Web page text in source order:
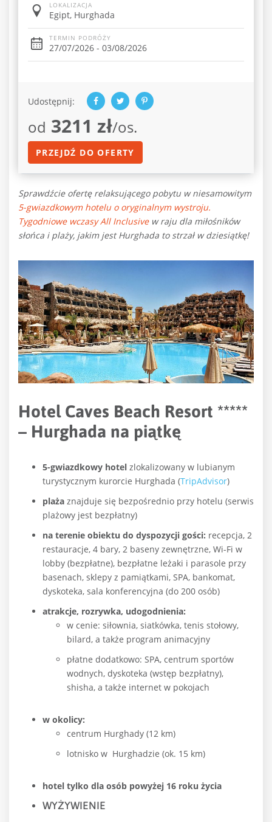
LOKALIZACJA
Egipt, Hurghada
TERMIN PODRÓŻY
27/07/2026 - 03/08/2026
Udostępnij:
od 3211 zł/os.
PRZEJDŹ DO OFERTY
Sprawdźcie ofertę relaksującego pobytu w niesamowitym
5-gwiazdkowym hotelu o oryginalnym wystroju.
Tygodniowe wczasy All Inclusivew raju dla miłośników
słońca i plaży, jakim jest Hurghada to strzał w dziesiątkę!
Hotel Caves Beach Resort *****
– Hurghada na piątkę
5-gwiazdkowy hotel zlokalizowany w lubianym
turystycznym kurorcie Hurghada (TripAdvisor)
plaża znajduje się bezpośrednio przy hotelu (serwis
plażowy jest bezpłatny)
na terenie obiektu do dyspozycji gości: recepcja, 2
restauracje, 4 bary, 2 baseny zewnętrzne, Wi-Fi w
lobby (bezpłatne), bezpłatne leżaki i parasole przy
basenach, sklepy z pamiątkami, SPA, bankomat,
dyskoteka, sala konferencyjna (do 200 osób)
atrakcje, rozrywka, udogodnienia:
w cenie: siłownia, siatkówka, tenis stołowy,
bilard, a także program animacyjny
płatne dodatkowo: SPA, centrum sportów
wodnych, dyskoteka (wstęp bezpłatny),
shisha, a także internet w pokojach
w okolicy:
centrum Hurghady (12 km)
lotnisko w Hurghadzie (ok. 15 km)
hotel tylko dla osób powyżej 16 roku życia
WYŻYWIENIE